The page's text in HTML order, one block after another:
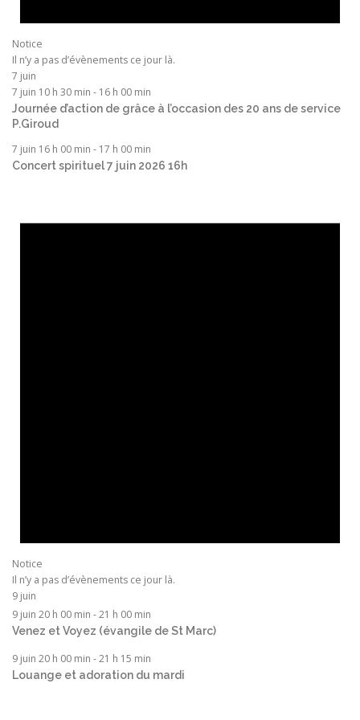
Notice
Il n’y a pas d’évènements ce jour là.
7 juin
7 juin 10 h 30 min - 16 h 00 min
Journée d’action de grâce à l’occasion des 20 ans de service
P.Giroud
7 juin 16 h 00 min - 17 h 00 min
Concert spirituel 7 juin 2026 16h
Notice
Il n’y a pas d’évènements ce jour là.
9 juin
9 juin 20 h 00 min -21 h 00 min
Venez et Voyez (évangile de St Marc)
9 juin 20 h 00 min -21 h 15 min
Louange et adoration du mardi